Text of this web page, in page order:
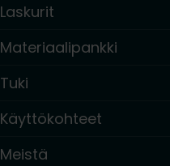
Laskurit
Materiaalipankki
Tuki
Käyttökohteet
Meistä